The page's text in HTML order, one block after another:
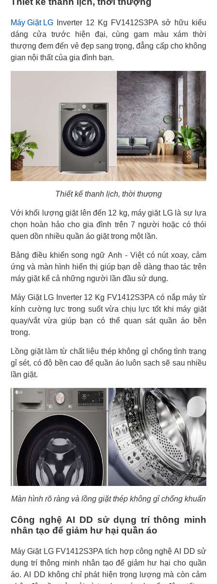
Máy Giặt LG Inverter 12 Kg FV1412S3PA sở hữu kiểu
dáng cửa trước hiện đại, cùng gam màu xám thời
thượng đem đến vẻ đẹp sang trọng, đẳng cấp cho không
gian nội thất của gia đình bạn.
Thiết kế thanh lịch, thời thượng
Với khối lượng giặt lên đến 12 kg, máy giặt LG là sự lựa
chọn hoàn hảo cho gia đình trên 7 người hoặc có thói
quen dồn nhiều quần áo giặt trong một lần.
Bảng điều khiển song ngữ Anh - Việt có nút xoay, cảm
ứng và màn hình hiển thị giúp bạn dễ dàng thao tác trên
máy giặt kể cả những người lần đầu sử dụng.
Máy Giặt LG Inverter 12 Kg FV1412S3PA có nắp máy từ
kính cường lực trong suốt vừa chịu lực tốt khi máy giặt
quay/vắt vừa giúp bạn có thể quan sát quần áo bên
trong.
Lồng giặt làm từ chất liệu thép không gỉ chống tình trạng
gỉ sét, có độ bền cao để quần áo luôn sạch sẽ sau nhiều
lần giặt.
Màn hình rõ ràng và lồng giặt thép không gỉ chống khuẩn
Công nghệ AI DD sử dụng trí thông minh
nhân tạo để giảm hư hại quần áo
Máy Giặt LG FV1412S3PA tích hợp công nghệ AI DD sử
dụng trí thông minh nhân tạo để giảm hư hại cho quần
áo. AI DD không chỉ phát hiện trọng lượng mà còn cảm